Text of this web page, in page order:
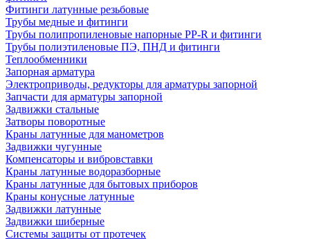
Фитинги латунные резьбовые
Трубы медные и фитинги
Трубы полипропиленовые напорные PP-R и фитинги
Трубы полиэтиленовые ПЭ, ПНД и фитинги
Теплообменники
Запорная арматура
Электроприводы, редукторы для арматуры запорной
Запчасти для арматуры запорной
Задвижки стальные
Затворы поворотные
Краны латунные для манометров
Задвижки чугунные
Компенсаторы и вибровставки
Краны латунные водоразборные
Краны латунные для бытовых приборов
Краны конусные латунные
Задвижки латунные
Задвижки шиберные
Системы защиты от протечек